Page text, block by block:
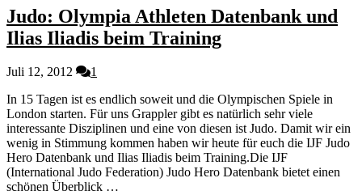
Judo: Olympia Athleten Datenbank und
Ilias Iliadis beim Training
Juli 12, 2012
1
In 15 Tagen ist es endlich soweit und die Olympischen Spiele in
London starten. Für uns Grappler gibt es natürlich sehr viele
interessante Disziplinen und eine von diesen ist Judo. Damit wir ein
wenig in Stimmung kommen haben wir heute für euch die IJF Judo
Hero Datenbank und Ilias Iliadis beim Training.Die IJF
(International Judo Federation) Judo Hero Datenbank bietet einen
schönen Überblick …